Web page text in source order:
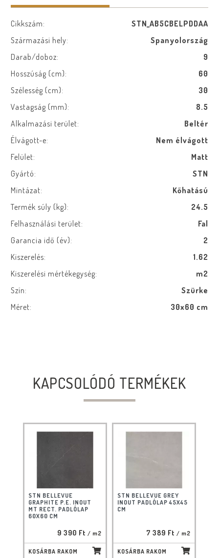
Cikkszám:
STN_AB5CBELPDDAA
Származási hely:
Spanyolország
Darab/doboz:
9
Hosszúság (cm):
60
Szélesség (cm):
30
Vastagság (mm):
8.5
Alkalmazási terület:
Beltér
Élvágott-e:
Nem élvágott
Felület:
Matt
Gyártó:
STN
Mintázat:
Kőhatású
Termék súly (kg):
24.5
Felhasználási terület:
Fal
Garancia idő (év):
2
Kiszerelés:
1.62
Kiszerelési mértékegység:
m2
Szín:
Szürke
Méret:
30x60 cm
KAPCSOLÓDÓ TERMÉKEK
STN BELLEVUE
GRAPHITE P.E. INOUT
MT RECT. PADLÓLAP
60X60 CM
9 390 Ft / m2
KOSÁRBA RAKOM
STN BELLEVUE GREY
INOUT PADLÓLAP 45X45
CM
7 389 Ft / m2
KOSÁRBA RAKOM